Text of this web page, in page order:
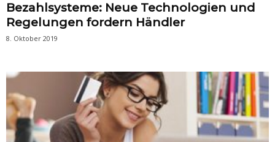
Bezahlsysteme: Neue Technologien und
Regelungen fordern Händler
8. Oktober 2019